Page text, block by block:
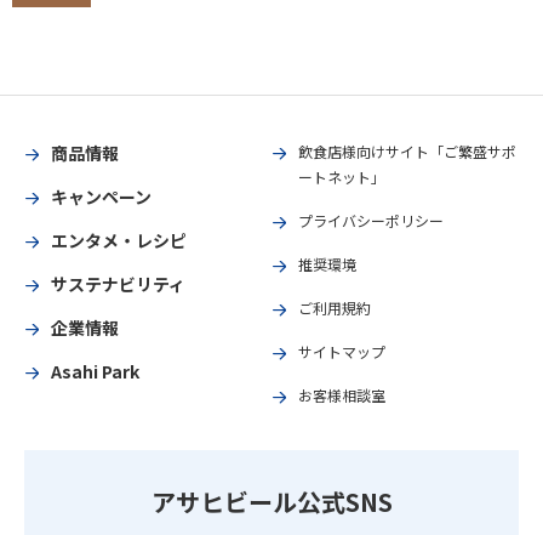
商品情報
キャンペーン
エンタメ・レシピ
サステナビリティ
企業情報
Asahi Park
飲食店様向けサイト「ご繁盛サポ
ートネット」
プライバシーポリシー
推奨環境
ご利用規約
サイトマップ
お客様相談室
アサヒビール公式SNS